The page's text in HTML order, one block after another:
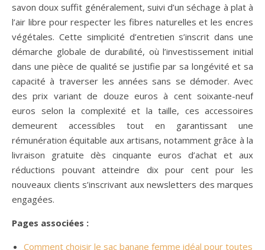
savon doux suffit généralement, suivi d’un séchage à plat à
l’air libre pour respecter les fibres naturelles et les encres
végétales. Cette simplicité d’entretien s’inscrit dans une
démarche globale de durabilité, où l’investissement initial
dans une pièce de qualité se justifie par sa longévité et sa
capacité à traverser les années sans se démoder. Avec
des prix variant de douze euros à cent soixante-neuf
euros selon la complexité et la taille, ces accessoires
demeurent accessibles tout en garantissant une
rémunération équitable aux artisans, notamment grâce à la
livraison gratuite dès cinquante euros d’achat et aux
réductions pouvant atteindre dix pour cent pour les
nouveaux clients s’inscrivant aux newsletters des marques
engagées.
Pages associées :
Comment choisir le sac banane femme idéal pour toutes